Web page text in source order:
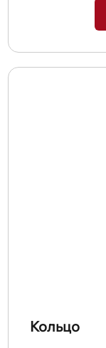
Кольцо